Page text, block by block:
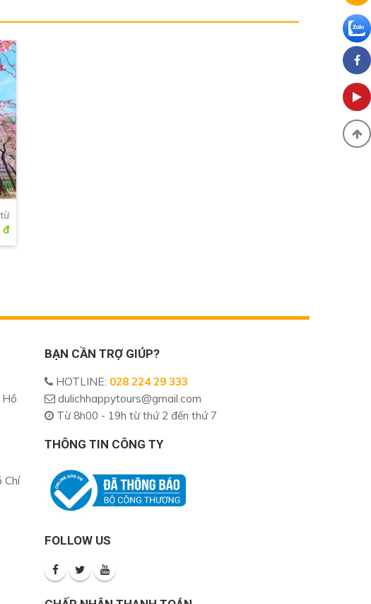
đ
Chí
BẠN CẦN TRỢ GIÚP?
HOTLINE: 028 224 29 333
dulichhappytours@gmail.com
Từ 8h00 - 19h từ thứ 2 đến thứ 7
THÔNG TIN CÔNG TY
FOLLOW US